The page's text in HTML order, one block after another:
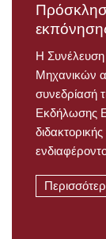
Η Συνέλευση
Μηχανικών
συνεδρίασή
Εκδήλωσης